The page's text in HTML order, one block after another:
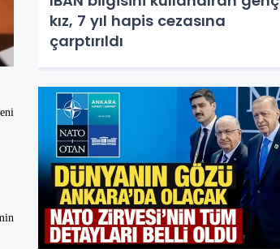
kız, 7 yıl hapis cezasına
çarptırıldı